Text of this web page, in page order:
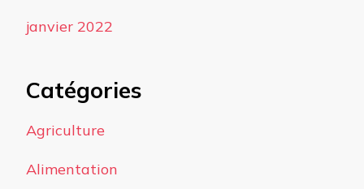
janvier 2022
Catégories
Agriculture
Alimentation